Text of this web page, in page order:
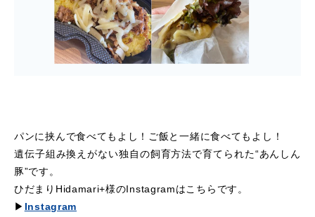
パンに挟んで食べてもよし！ご飯と一緒に食べてもよし！
遺伝子組み換えがない独自の飼育方法で育てられた“あんしん
豚”です。
ひだまりHidamari+様のInstagramはこちらです。
▶ Instagram